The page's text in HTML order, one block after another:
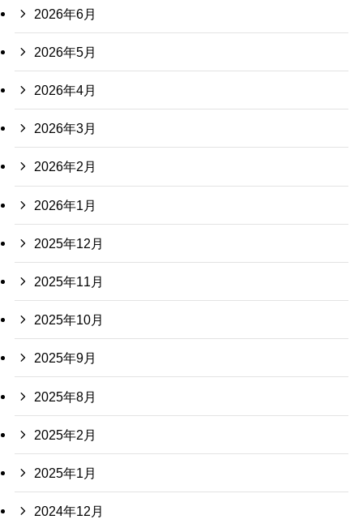
2026年6月
2026年5月
2026年4月
2026年3月
2026年2月
2026年1月
2025年12月
2025年11月
2025年10月
2025年9月
2025年8月
2025年2月
2025年1月
2024年12月